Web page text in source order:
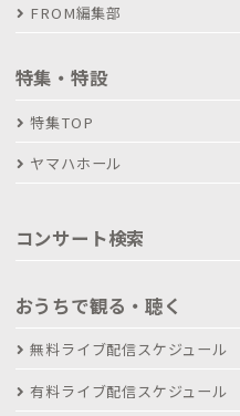
FROM編集部
特集・特設
特集TOP
ヤマハホール
コンサート検索
おうちで観る・聴く
無料ライブ配信スケジュール
有料ライブ配信スケジュール